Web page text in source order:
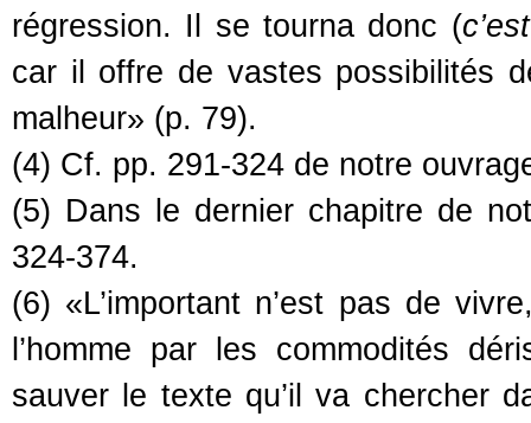
régression. Il se tourna donc (
car il offre de vastes possibilités
malheur» (p. 79).
(4) Cf. pp. 291-324 de notre
(5) Dans le dernier chapitre de
324-374.
(6) «L’important n’est pas de
l’homme par les commodités
sauver le texte qu’il va chercher